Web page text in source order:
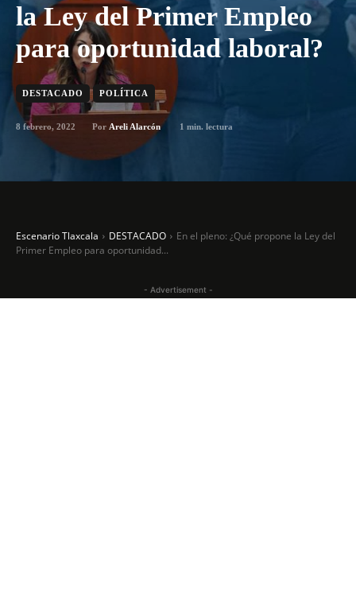
la Ley del Primer Empleo
para oportunidad laboral?
DESTACADO POLÍTICA
8 febrero, 2022 Por Areli Alarcón 1 min. lectura
Escenario Tlaxcala DESTACADO
En el pleno: ¿Qué propone la Ley del
Primer Empleo para oportunidad...
- Advertisement -